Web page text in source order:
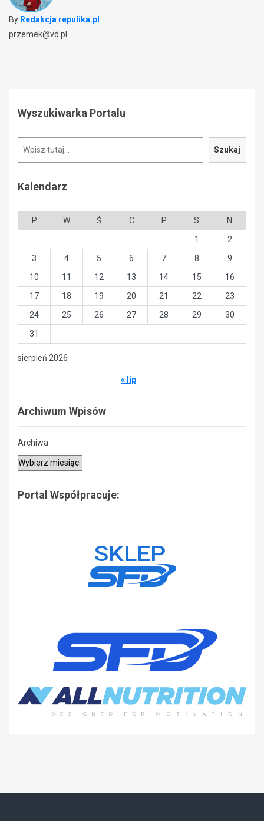
By Redakcja repulika.pl
przemek@vd.pl
Wyszukiwarka Portalu
Szukaj
Kalendarz
sierpień 2026
P W Ś C P S
N
1
2
3
4 5 6 7 8
9
10
11 12 13 14 15
16
17
18 19 20 21 22
23
24
25 26 27 28 29
30
31
« lip
Archiwum Wpisów
Archiwa
Portal Współpracuje: